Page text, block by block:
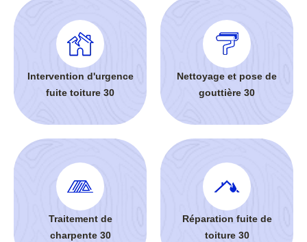
Intervention d'urgence
fuite toiture 30
Nettoyage et pose de
gouttière 30
Traitement de
charpente 30
Réparation fuite de
toiture 30